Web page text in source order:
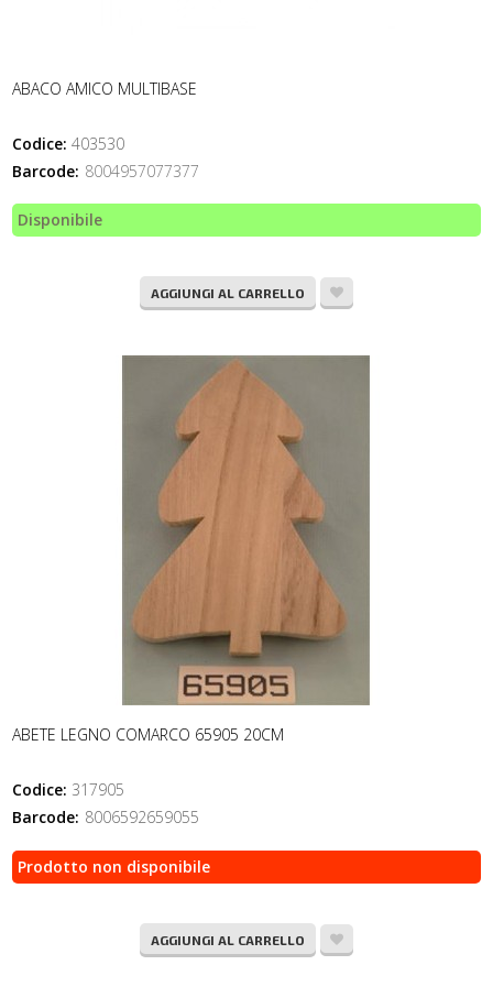
ABACO AMICO MULTIBASE
Codice: 403530
Barcode: 8004957077377
Disponibile
AGGIUNGI AL CARRELLO
ABETE LEGNO COMARCO 65905 20CM
Codice: 317905
Barcode: 8006592659055
Prodotto non disponibile
AGGIUNGI AL CARRELLO